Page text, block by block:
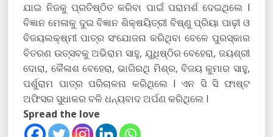
ଯାଇ ନିଜକୁ ପ୍ରତିଷ୍ଠିତ କରିବା ପାଇଁ ପରାମର୍ଶ ଦେଇଥିଲେ l
ବିଜ୍ଞାନ ମେଳାକୁ ଦୁଇ ବିଜ୍ଞାନ ଶିକ୍ଷୟିତ୍ରୀ ବିଷ୍ଣୁ ପ୍ରିୟା ପାଢ଼ୀ ଓ
ବିଜୟଲକ୍ଷ୍ମୀ ପାତ୍ର ସଂଯୋଜନା କରିଥିବା ବେଳେ ପୁରସ୍କାର
ବିତରଣ ଉତ୍ସବକୁ ଅଭିରାମ ସାହୁ, ଯୁଧିଷ୍ଠିର ବେହେରା, ଜୟଶ୍ରୀ
ଦୋରା, କୈଳାଶ ବେହେରା, ଭାଗିରଥି ମିଶ୍ର, ବିଜୟ କୁମାର ସାହୁ,
ପର୍ଶୁରାମ ପାତ୍ର ପରିଚାଳନା କରିଥିଲେ l ଏନ ସି ସି ଫାଷ୍ଟ
ଅଫିସର ସୁଧାକର ବଳି ଧନ୍ୟବାଦ ଅର୍ପଣ କରିଥିଲେ l
Spread the love